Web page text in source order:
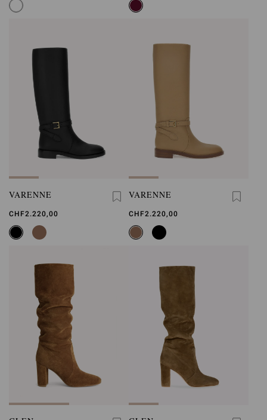
VARENNE
CHF2.220,00
VARENNE
CHF2.220,00